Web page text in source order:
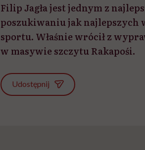
Filip Jagła jest jednym z
poszukiwaniu jak najlepszych
sportu. Właśnie wrócił z
w masywie szczytu Rakapośi.
Udostępnij